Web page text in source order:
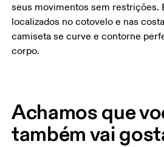
seus movimentos sem restrições.
localizados no cotovelo e nas
camiseta se curve e contorne
corpo.
Achamos que
também vai